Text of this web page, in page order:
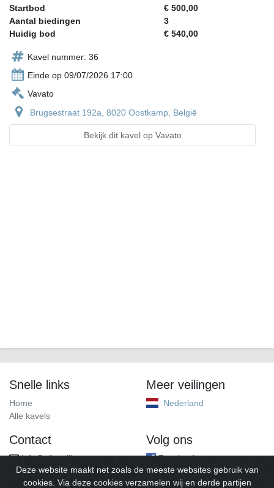
Startbod
€ 500,00
Aantal biedingen
3
Huidig bod
€ 540,00
Kavel nummer: 36
Einde op 09/07/2026 17:00
Vavato
Brugsestraat 192a, 8020 Oostkamp, België
Bekijk dit kavel op Vavato
Snelle links
Home
Alle kavels
Meer veilingen
Nederland
Contact
info@alleveilingen.net
Volg ons
Facebook
Deze website maakt net zoals de meeste websites gebruik van
cookies. Via deze cookies verzamelen wij en derde partijen